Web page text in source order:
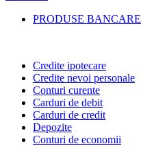
PRODUSE BANCARE
Credite ipotecare
Credite nevoi personale
Conturi curente
Carduri de debit
Carduri de credit
Depozite
Conturi de economii